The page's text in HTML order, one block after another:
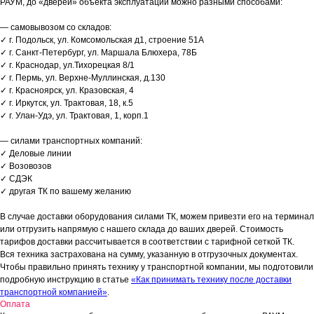
РАУМ, до «дверей» объекта эксплуатации можно разными способами:
— самовывозом со складов:
✓ г. Подольск, ул. Комсомольская д1, строение 51А
✓ г. Санкт-Петербург, ул. Маршала Блюхера, 78Б
✓ г. Краснодар, ул.Тихорецкая 8/1
✓ г. Пермь, ул. Верхне-Муллинская, д.130
✓ г. Красноярск, ул. Кразовская, 4
✓ г. Иркутск, ул. Трактовая, 18, к.5
✓ г. Улан-Удэ, ул. Трактовая, 1, корп.1
— силами транспортных компаний:
✓ Деловые линии
✓ Возовозов
✓ СДЭК
✓ другая ТК по вашему желанию
В случае доставки оборудования силами ТК, можем привезти его на терминал
или отгрузить напрямую с нашего склада до ваших дверей. Стоимость
тарифов доставки рассчитывается в соответствии с тарифной сеткой ТК.
Вся техника застрахована на сумму, указанную в отгрузочных документах.
Чтобы правильно принять технику у транспортной компании, мы подготовили
подробную инструкцию в статье «Как принимать технику после доставки
транспортной компанией».
Оплата